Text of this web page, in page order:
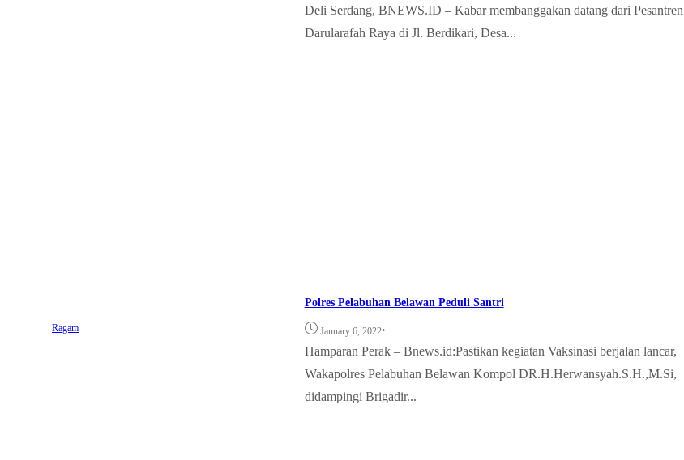
Deli Serdang, BNEWS.ID – Kabar membanggakan datang dari Pesantren
Darularafah Raya di Jl. Berdikari, Desa...
Ragam
Polres Pelabuhan Belawan Peduli Santri
January 6, 2022•
Hamparan Perak – Bnews.id:Pastikan kegiatan Vaksinasi berjalan lancar,
Wakapolres Pelabuhan Belawan Kompol DR.H.Herwansyah.S.H.,M.Si,
didampingi Brigadir...